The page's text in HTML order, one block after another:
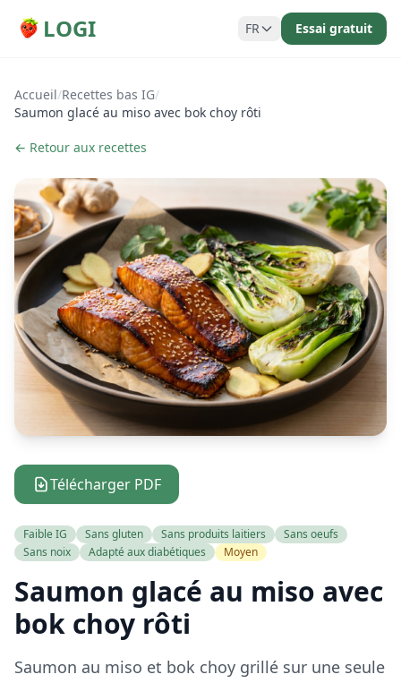
LOGI FR Essai gratuit
Accueil/Recettes bas IG/
Saumon glacé au miso avec bok choy rôti
← Retour aux recettes
Télécharger PDF
Faible IG Sans gluten Sans produits laitiers
Sans oeufs
Sans noix
Adapté aux diabétiques Moyen
Saumon glacé au miso avec
bok choy rôti
Saumon au miso et bok choy grillé sur une seule